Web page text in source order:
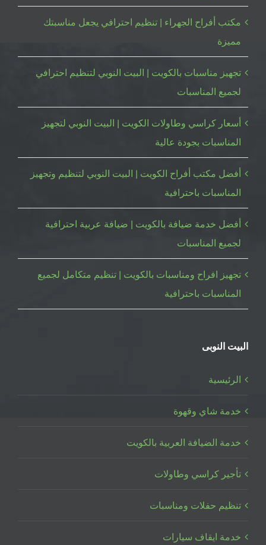
مكتب أفراح الجهراء | تنظيم احترافي يجعل مناسبتك
مميزة
تجهيز مناسبات بالكويت | البيت النوبي لتنظيم احترافي
لجميع المناسبات
أسعار كراسي وطاولات الكويت | البيت النوبي لتجهيز
المناسبات بجودة عالية
أفضل مكتب أفراح الكويت | البيت النوبي لتنظيم وتجهيز
المناسبات باحترافية
أفضل خدمة ضيافة بالكويت | ضيافة عربية احترافية
لجميع المناسبات
تجهيز افراح ومناسبات بالكويت | تنظيم متكامل لجميع
المناسبات باحترافية
البيت النوبى
الرئيسية
خدمة شاي وقهوة
خدمة الضيافة العربية بالكويت
تأجير كراسي وطاولات
تنظيم حفلات ومناسبات
خدمة ايقاف سيارات